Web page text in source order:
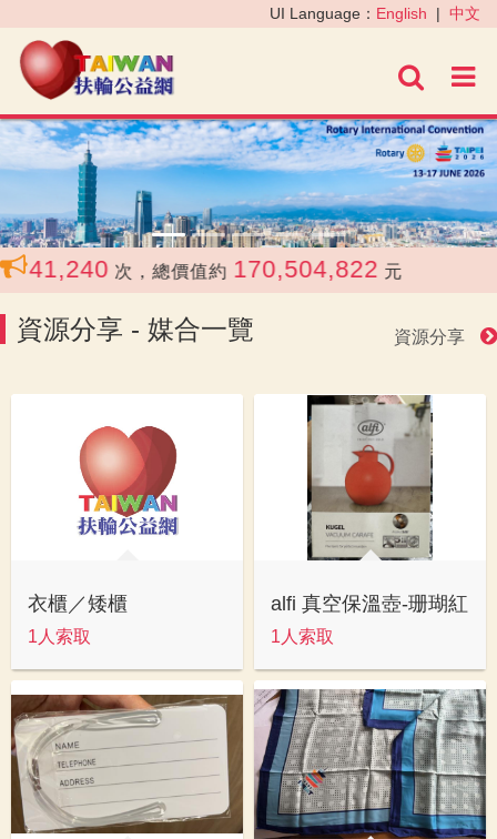
進階
UI Language： English | 中文
‹ ›
次，總價值約 170,504,822 元
資源分享 - 媒合一覽 資源分享
衣櫃／矮櫃
1人索取
alfi 真空保溫壺-珊瑚紅
1人索取